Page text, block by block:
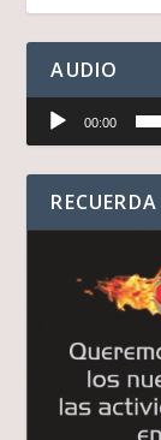
AUDIO
Reproductor
audio
00:00
RECUERDA